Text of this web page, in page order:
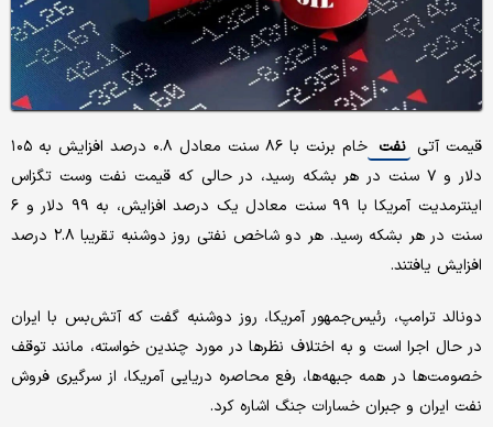
قیمت آتی نفت
خام برنت با ۸۶ سنت معادل ۰.۸ درصد افزایش به ۱۰۵
دلار و ۷ سنت در هر بشکه رسید، در حالی که قیمت نفت وست تگزاس
اینترمدیت آمریکا با ۹۹ سنت معادل یک درصد افزایش، به ۹۹ دلار و ۶
سنت در هر بشکه رسید. هر دو شاخص نفتی روز دوشنبه تقریبا ۲.۸ درصد
افزایش یافتند.
دونالد ترامپ، رئیس‌جمهور آمریکا، روز دوشنبه گفت که آتش‌بس با ایران
در حال اجرا است و به اختلاف نظرها در مورد چندین خواسته، مانند توقف
خصومت‌ها در همه جبهه‌ها، رفع محاصره دریایی آمریکا، از سرگیری فروش
نفت ایران و جبران خسارات جنگ اشاره کرد.